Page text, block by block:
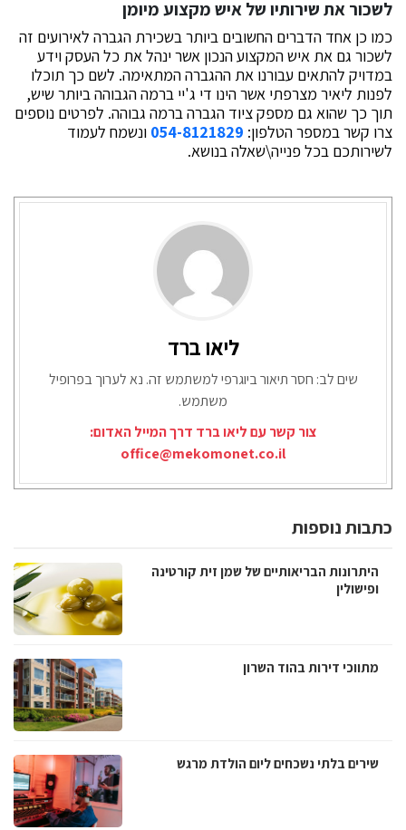
לשכור את שירותיו של איש מקצוע מיומן
כמו כן אחד הדברים החשובים ביותר בשכירת הגברה לאירועים זה
לשכור גם את איש המקצוע הנכון אשר ינהל את כל העסק וידע
במדויק להתאים עבורנו את ההגברה המתאימה. לשם כך תוכלו
לפנות ליאיר מצרפתי אשר הינו די ג'יי ברמה הגבוהה ביותר שיש,
תוך כך שהוא גם מספק ציוד הגברה ברמה גבוהה. לפרטים נוספים
צרו קשר במספר הטלפון: 054-8121829 ונשמח לעמוד
לשירותכם בכל פנייה\שאלה בנושא.
ליאו ברד
שים לב: חסר תיאור ביוגרפי למשתמש זה. נא לערוך בפרופיל
משתמש.
צור קשר עם ליאו ברד דרך המייל האדום:
office@mekomonet.co.il
כתבות נוספות
היתרונות הבריאותיים של שמן זית קורטינה
ופישולין
מתווכי דירות בהוד השרון
שירים בלתי נשכחים ליום הולדת מרגש